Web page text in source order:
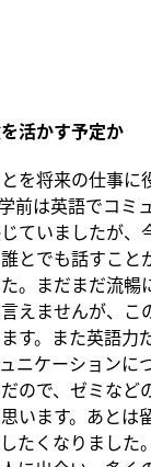
活かす予定か
を将来の仕事に
前は英語でコミ
ていましたが、
とでも話すこと
。まだまだ流暢
えませんが、こ
す。また英語力
ニケーションに
ので、ゼミなど
います。あとは
たくなりました